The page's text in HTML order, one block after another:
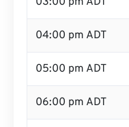
04:00 pm ADT
05:00 pm ADT
06:00 pm ADT